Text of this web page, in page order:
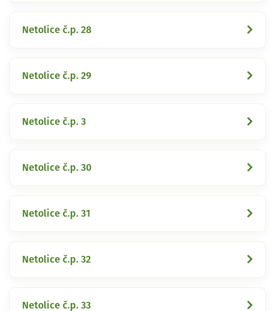
Netolice č.p. 28
Netolice č.p. 29
Netolice č.p. 3
Netolice č.p. 30
Netolice č.p. 31
Netolice č.p. 32
Netolice č.p. 33